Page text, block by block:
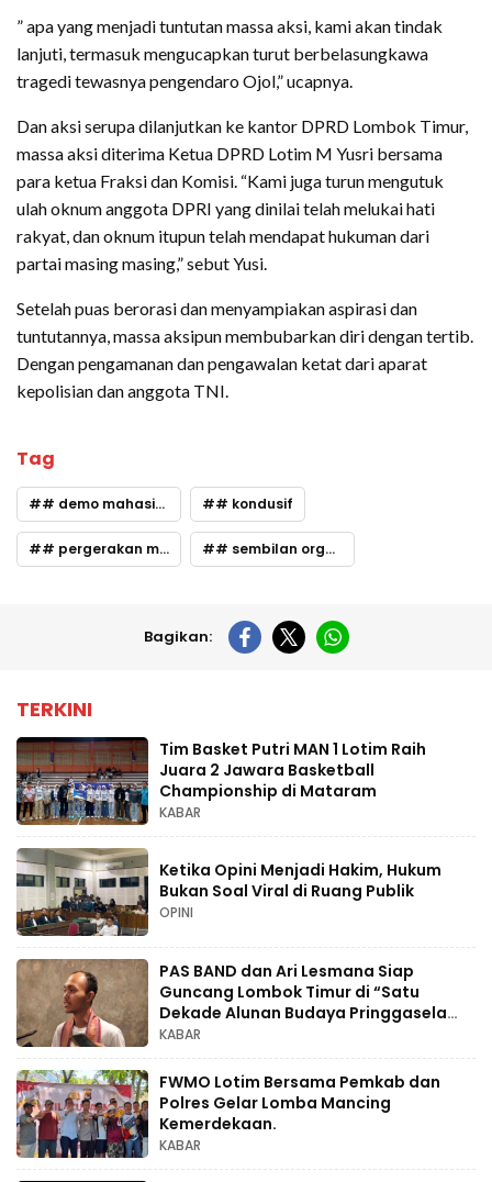
” apa yang menjadi tuntutan massa aksi, kami akan tindak
lanjuti, termasuk mengucapkan turut berbelasungkawa
tragedi tewasnya pengendaro Ojol,” ucapnya.
Dan aksi serupa dilanjutkan ke kantor DPRD Lombok Timur,
massa aksi diterima Ketua DPRD Lotim M Yusri bersama
para ketua Fraksi dan Komisi. “Kami juga turun mengutuk
ulah oknum anggota DPRI yang dinilai telah melukai hati
rakyat, dan oknum itupun telah mendapat hukuman dari
partai masing masing,” sebut Yusi.
Setelah puas berorasi dan menyampiakan aspirasi dan
tuntutannya, massa aksipun membubarkan diri dengan tertib.
Dengan pengamanan dan pengawalan ketat dari aparat
kepolisian dan anggota TNI.
Tag
# demo mahasiswa # kondusif
# pergerakan mahasiswa # sembilan organisasi
Bagikan:
TERKINI
Tim Basket Putri MAN 1 Lotim Raih
Juara 2 Jawara Basketball
Championship di Mataram
KABAR
Ketika Opini Menjadi Hakim, Hukum
Bukan Soal Viral di Ruang Publik
OPINI
PAS BAND dan Ari Lesmana Siap
Guncang Lombok Timur di “Satu
Dekade Alunan Budaya Pringgasela
Raya
KABAR
FWMO Lotim Bersama Pemkab dan
Polres Gelar Lomba Mancing
Kemerdekaan.
KABAR